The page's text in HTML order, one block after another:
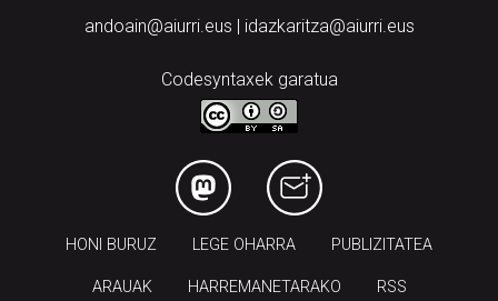
andoain@aiurri.eus | idazkaritza@aiurri.eus
Codesyntaxek garatua
HONI BURUZ LEGE OHARRA PUBLIZITATEA
ARAUAK HARREMANETARAKO RSS